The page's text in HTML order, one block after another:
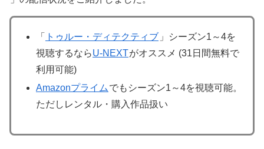
「 トゥルー・ディテクティブ 」シーズン1～4を
視聴するならU-NEXTがオススメ (31日間無料で
利用可能)
Amazonプライムでもシーズン1～4を視聴可能。
ただしレンタル・購入作品扱い